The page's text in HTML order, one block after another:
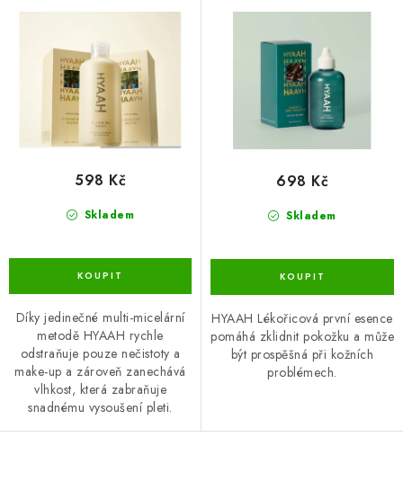
do
ů
Skladem
598 Kč
Díky jedinečné multi-micelární
metodě HYAAH rychle
odstraňuje pouze nečistoty a
make-up a zároveň zanechává
vlhkost, která zabraňuje
snadnému vysoušení pleti.
Skladem
698 Kč
HYAAH Lékořicová první esence
pomáhá zklidnit pokožku a může
být prospěšná při kožních
problémech.